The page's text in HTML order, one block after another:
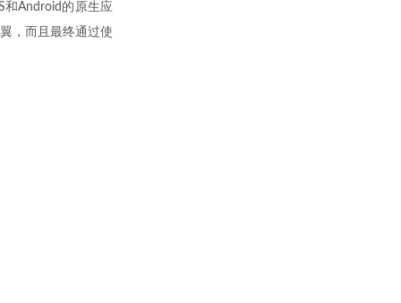
和Android的原生应
，而且最终通过使